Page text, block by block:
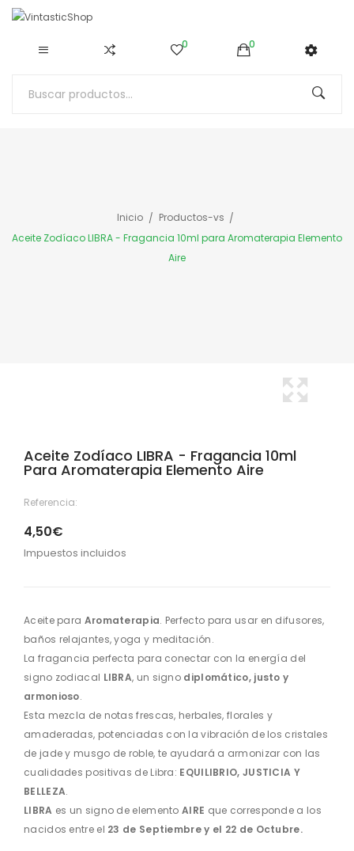
0 0
Inicio
Productos-vs
Aceite Zodíaco LIBRA - Fragancia 10ml para Aromaterapia Elemento
Aire
Aceite Zodíaco LIBRA - Fragancia 10ml
Para Aromaterapia Elemento Aire
Referencia:
4,50€
Impuestos incluidos
Aceite para Aromaterapia. Perfecto para usar en difusores,
baños relajantes, yoga y meditación.
La fragancia perfecta para conectar con la energía del
signo zodiacal LIBRA, un signo diplomático, justo y
armonioso.
Esta mezcla de notas frescas, herbales, florales y
amaderadas, potenciadas con la vibración de los cristales
de jade y musgo de roble, te ayudará a armonizar con las
cualidades positivas de Libra: EQUILIBRIO, JUSTICIA Y
BELLEZA.
LIBRA es un signo de elemento AIRE que corresponde a los
nacidos entre el 23 de Septiembre y el 22 de Octubre.